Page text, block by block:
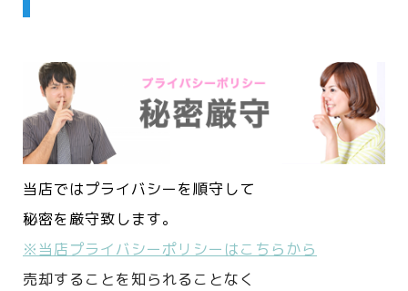
当店ではプライバシーを順守して
秘密を厳守致します。
※当店プライバシーポリシーはこちらから
売却することを知られることなく